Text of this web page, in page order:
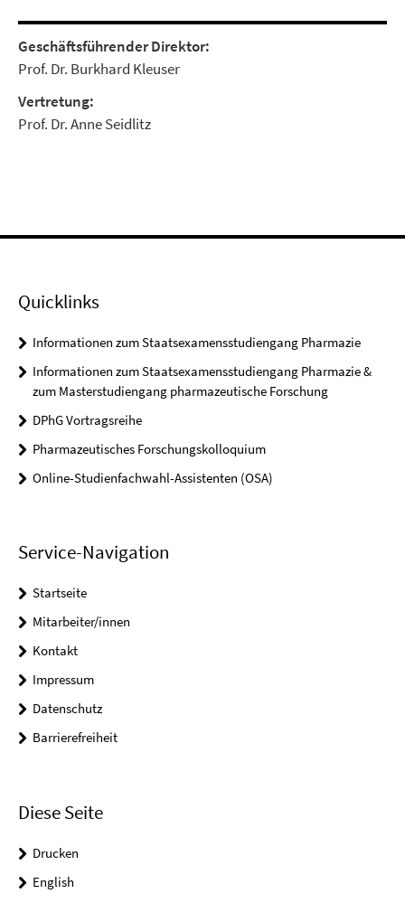
Geschäftsführender Direktor:
Prof. Dr. Burkhard Kleuser
Vertretung:
Prof. Dr. Anne Seidlitz
Quicklinks
Informationen zum Staatsexamensstudiengang Pharmazie
Informationen zum Staatsexamensstudiengang Pharmazie &
zum Masterstudiengang pharmazeutische Forschung
DPhG Vortragsreihe
Pharmazeutisches Forschungskolloquium
Online-Studienfachwahl-Assistenten (OSA)
Service-Navigation
Startseite
Mitarbeiter/innen
Kontakt
Impressum
Datenschutz
Barrierefreiheit
Diese Seite
Drucken
English